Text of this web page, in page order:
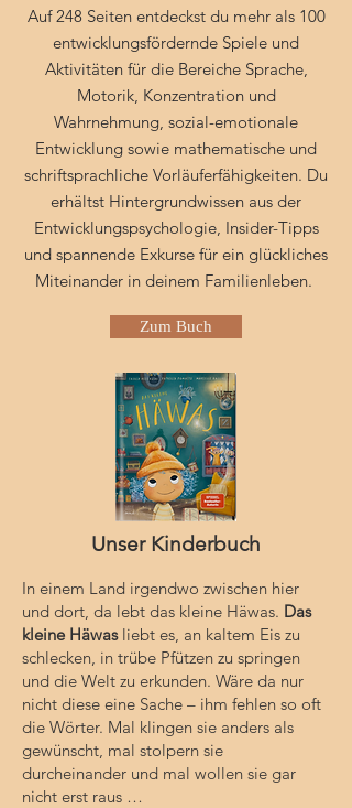
Auf 248 Seiten entdeckst du mehr als 100
entwicklungsfördernde Spiele und
Aktivitäten für die Bereiche Sprache,
Motorik, Konzentration und
Wahrnehmung, sozial-emotionale
Entwicklung sowie mathematische und
schriftsprachliche Vorläuferfähigkeiten. Du
erhältst Hintergrundwissen aus der
Entwicklungspsychologie, Insider-Tipps
und spannende Exkurse für ein glückliches
Miteinander in deinem Familienleben.
Zum Buch
Unser Kinderbuch​
In einem Land irgendwo zwischen hier
und dort, da lebt das kleine Häwas. Das
kleine Häwasliebt es, an kaltem Eis zu
schlecken, in trübe Pfützen zu springen
und die Welt zu erkunden. Wäre da nur
nicht diese eine Sache – ihm fehlen so oft
die Wörter. Mal klingen sie anders als
gewünscht, mal stolpern sie
durcheinander und mal wollen sie gar
nicht erst raus …